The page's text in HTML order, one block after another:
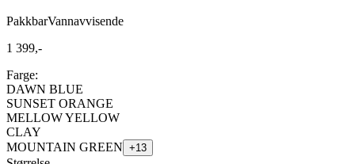
PakkbarVannavvisende
1 399,-
Farge:
DAWN BLUE
SUNSET ORANGE
MELLOW YELLOW
CLAY
MOUNTAIN GREEN +13